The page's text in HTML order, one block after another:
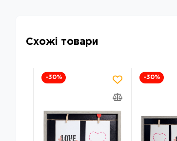
Схожі товари
-30% -30%